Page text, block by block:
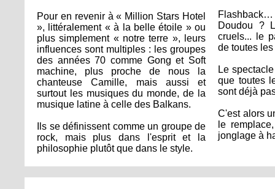
Pour en revenir à « Million Stars Hotel
», littéralement « à la belle étoile » ou
plus simplement « notre terre », leurs
influences sont multiples : les groupes
des années 70 comme Gong et Soft
machine, plus proche de nous la
chanteuse Camille, mais aussi et
surtout les musiques du monde, de la
musique latine à celle des Balkans.
Ils se définissent comme un groupe de
rock, mais plus dans l'esprit et la
philosophie plutôt que dans le style.
Doudou ?
cruels... le
de toutes
Le
que toutes
sont déjà
C'est alors
le
jonglage à